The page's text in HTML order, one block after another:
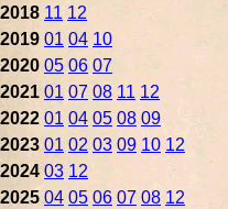
2018 11 12
2019 01 04 10
2020 05 06 07
2021 01 07 08 11 12
2022 01 04 05 08 09
2023 01 02 03 09 10 12
2024 03 12
2025 04 05 06 07 08 12